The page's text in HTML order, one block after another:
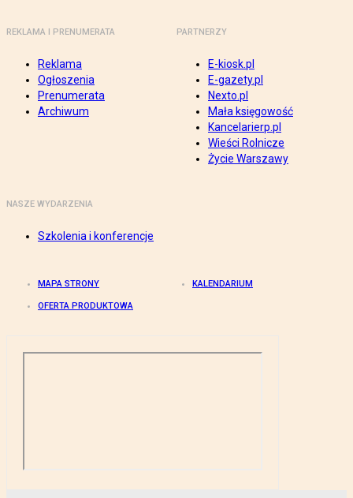
REKLAMA I PRENUMERATA
Reklama
Ogłoszenia
Prenumerata
Archiwum
PARTNERZY
E-kiosk.pl
E-gazety.pl
Nexto.pl
Mała księgowość
Kancelarierp.pl
Wieści Rolnicze
Życie Warszawy
NASZE WYDARZENIA
Szkolenia i konferencje
MAPA STRONY KALENDARIUM
OFERTA PRODUKTOWA